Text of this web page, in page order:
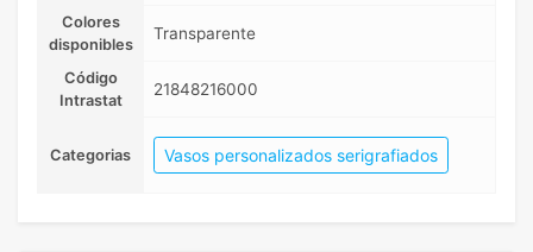
Colores
disponibles
Transparente
Código
Intrastat
21848216000
Categorias Vasos personalizados serigrafiados